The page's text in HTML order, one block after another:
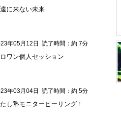
に来ない未来
年05月12日 読了時間：約 7分
ワン個人セッション
年03月04日 読了時間：約 5分
し塾モニターヒーリング！